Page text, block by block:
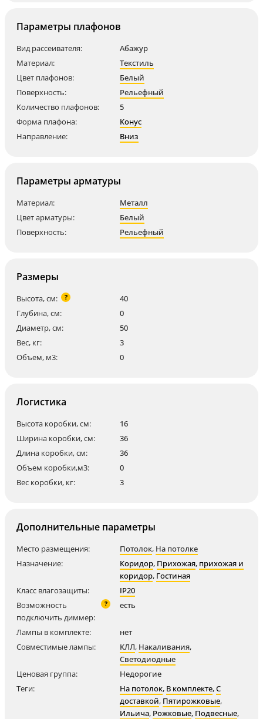
Параметры плафонов
Вид рассеивателя:
Абажур
Материал:
Текстиль
Цвет плафонов:
Белый
Поверхность:
Рельефный
Количество плафонов:
5
Форма плафона:
Конус
Направление:
Вниз
Параметры арматуры
Материал:
Металл
Цвет арматуры:
Белый
Поверхность:
Рельефный
Размеры
Высота, см: ?
40
Глубина, см:
0
Диаметр, см:
50
Вес, кг:
3
Объем, м3:
0
Логистика
Высота коробки, см:
16
Ширина коробки, см:
36
Длина коробки, см:
36
Объем коробки,м3:
0
Вес коробки, кг:
3
Дополнительные параметры
Место размещения: Потолок, На потолке
Назначение:
Коридор, Прихожая, прихожая и
коридор, Гостиная
Класс влагозащиты:
IP20
Возможность
подключить диммер:
? есть
Лампы в комплекте:
нет
Совместимые лампы:
КЛЛ, Накаливания,
Светодиодные
Ценовая группа:
Недорогие
Теги:
На потолок, В комплекте,С
доставкой, Пятирожковые,
Ильича, Рожковые, Подвесные,